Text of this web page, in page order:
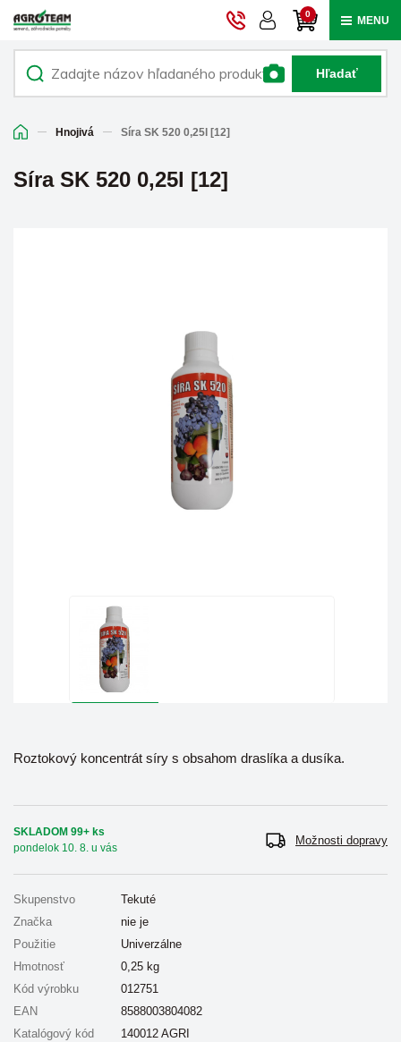
0 MENU
Hľadať
Hnojivá Síra SK 520 0,25l [12]
Síra SK 520 0,25l [12]
Roztokový koncentrát síry s obsahom draslíka a dusíka.
SKLADOM 99+ ks
pondelok 10. 8. u vás
Možnosti dopravy
Skupenstvo
Tekuté
Značka
nie je
Použitie
Univerzálne
Hmotnosť
0,25 kg
Kód výrobku
012751
EAN
8588003804082
Katalógový kód
140012 AGRI